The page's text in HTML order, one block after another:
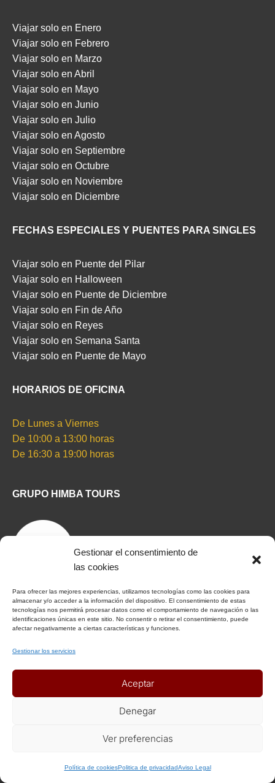
Gestionar el consentimiento de
las cookies
Para ofrecer las mejores experiencias, utilizamos tecnologías como las cookies para
almacenar y/o acceder a la información del dispositivo. El consentimiento de estas
tecnologías nos permitirá procesar datos como el comportamiento de navegación o las
identificaciones únicas en este sitio. No consentir o retirar el consentimiento, puede
afectar negativamente a ciertas características y funciones.
Gestionar los servicios
Aceptar
Denegar
Ver preferencias
Política de cookiesPolitica de privacidadAviso Legal
Viajar solo en Enero
Viajar solo en Febrero
Viajar solo en Marzo
Viajar solo en Abril
Viajar solo en Mayo
Viajar solo en Junio
Viajar solo en Julio
Viajar solo en Agosto
Viajar solo en Septiembre
Viajar solo en Octubre
Viajar solo en Noviembre
Viajar solo en Diciembre
FECHAS ESPECIALES Y PUENTES PARA SINGLES
Viajar solo en Puente del Pilar
Viajar solo en Halloween
Viajar solo en Puente de Diciembre
Viajar solo en Fin de Año
Viajar solo en Reyes
Viajar solo en Semana Santa
Viajar solo en Puente de Mayo
HORARIOS DE OFICINA
De Lunes a Viernes
De 10:00 a 13:00 horas
De 16:30 a 19:00 horas
GRUPO HIMBA TOURS